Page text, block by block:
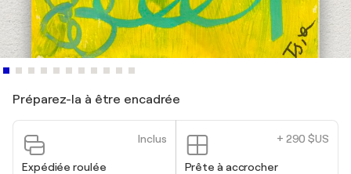
Préparez-la à être encadrée
Inclus
Expédiée roulée
+ 290 $US
Prête à accrocher